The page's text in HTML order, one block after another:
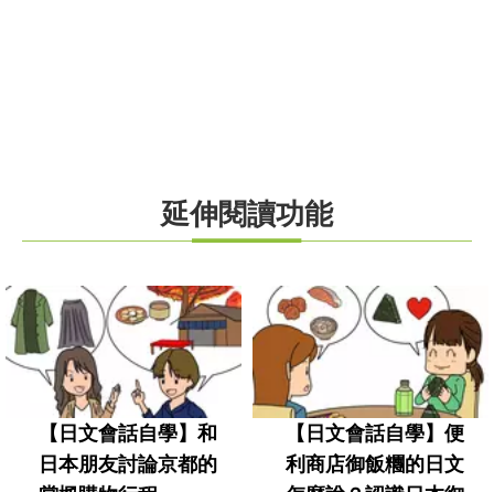
延伸閱讀功能
【日文會話自學】和
日本朋友討論京都的
【日文會話自學】便
利商店御飯糰的日文